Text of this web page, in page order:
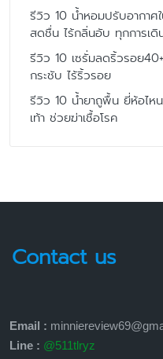
รีวิว 10 น้ำหอมปรับอากา
สดชื่น ไร้กลิ่นอับ ทุกการเดิ
รีวิว 10 เซรั่มลดริ้วรอย
กระชับ ไร้ริ้วรอย
รีวิว 10 น้ำยาถูพื้น ยี่ห้อไ
เท้า ช่วยฆ่าเชื้อโรค
Contact us
Email :
Line : @511tlryz